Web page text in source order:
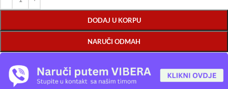
DODAJ U KORPU
NARUČI ODMAH